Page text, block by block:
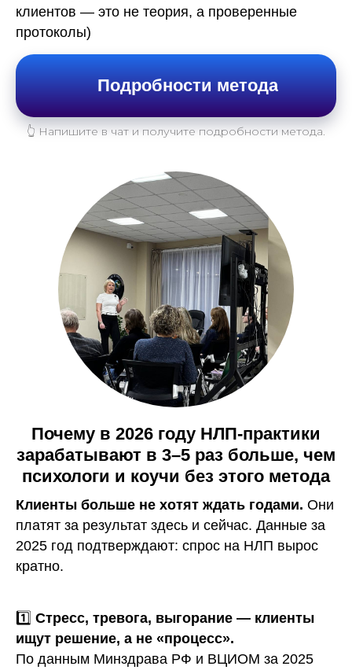
клиентов — это не теория, а проверенные
протоколы)
Подробности метода
👆 Напишите в чат и получите подробности метода.
Почему в 2026 году НЛП-практики
зарабатывают в 3–5 раз больше, чем
психологи и коучи без этого метода
Клиенты больше не хотят ждать годами. Они
платят за результат здесь и сейчас. Данные за
2025 год подтверждают: спрос на НЛП вырос
кратно.
1️⃣ Стресс, тревога, выгорание — клиенты
ищут решение, а не «процесс».
По данным Минздрава РФ и ВЦИОМ за 2025